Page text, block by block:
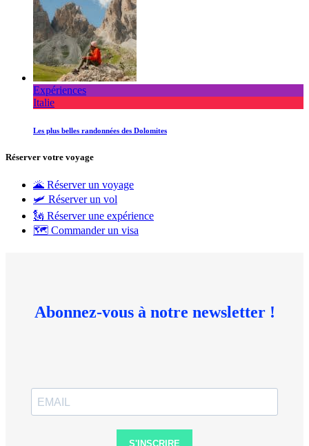
Expériences
Italie
Les plus belles randonnées des Dolomites
Réserver votre voyage
🌋 Réserver un voyage
🛩 Réserver un vol
🗽 Réserver une expérience
🗺 Commander un visa
Abonnez-vous à notre newsletter !
S'INSCRIRE